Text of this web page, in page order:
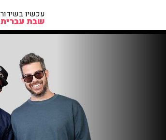
עכשיו בשידור
שבת עברית